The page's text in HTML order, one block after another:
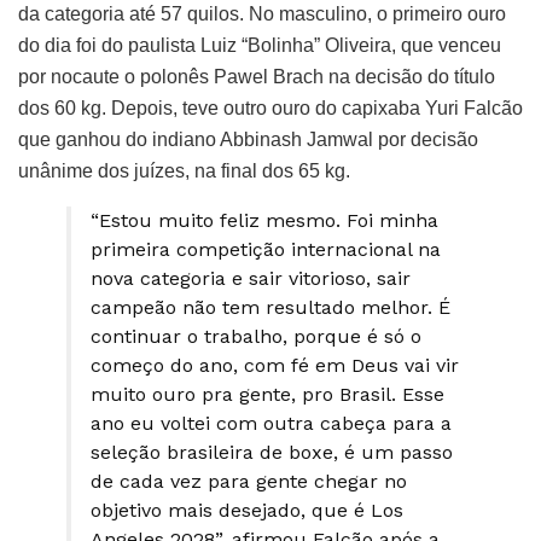
da categoria até 57 quilos. No masculino, o primeiro ouro
do dia foi do paulista Luiz “Bolinha” Oliveira, que venceu
por nocaute o polonês Pawel Brach na decisão do título
dos 60 kg. Depois, teve outro ouro do capixaba Yuri Falcão
que ganhou do indiano Abbinash Jamwal por decisão
unânime dos juízes, na final dos 65 kg.
“Estou muito feliz mesmo. Foi minha
primeira competição internacional na
nova categoria e sair vitorioso, sair
campeão não tem resultado melhor. É
continuar o trabalho, porque é só o
começo do ano, com fé em Deus vai vir
muito ouro pra gente, pro Brasil. Esse
ano eu voltei com outra cabeça para a
seleção brasileira de boxe, é um passo
de cada vez para gente chegar no
objetivo mais desejado, que é Los